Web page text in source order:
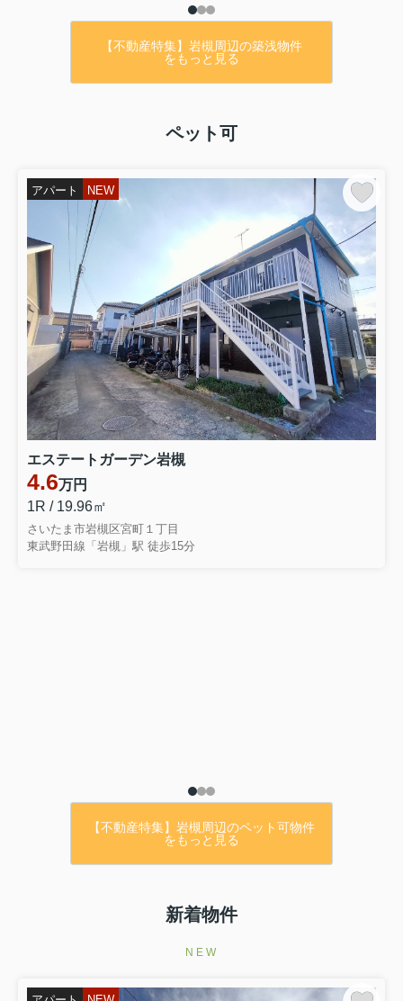
谷（岩槻駅） 2階建 ４ＬＤＫ[6991426082]
さいたま市岩槻区の一戸建て（提供元：Ｒ
ｅｓｉｄｅ岩槻本店 (株)アイシン）｜一軒
家・家の購入
【不動産特集】岩槻周辺の築浅物件
をもっと見る
ペット可
アパート NEW
エステートガーデン岩槻
4.6万円
1R / 19.96㎡
さいたま市岩槻区宮町１丁目
東武野田線「岩槻」駅 徒歩15分
【不動産特集】岩槻周辺のペット可物件
をもっと見る
新着物件
NEW